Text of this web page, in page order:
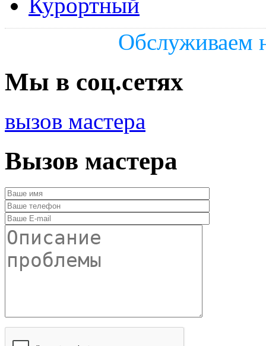
Обслуживаем
Мы в соц.сетях
вызов мастера
Вызов мастера